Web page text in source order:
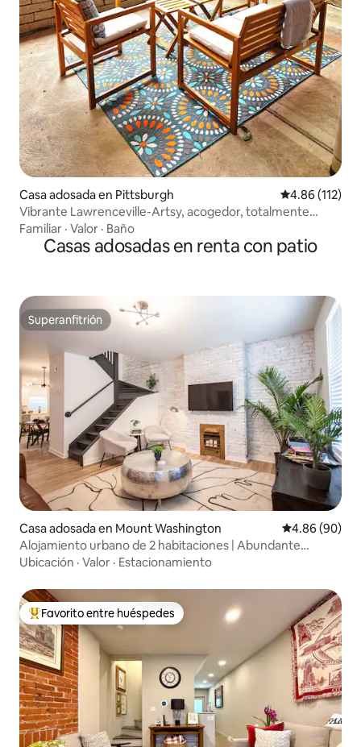
Casa adosada en Pittsburgh Calificación
4.86 (112)
Vibrante Lawrenceville-Artsy, acogedor, totalmente
equipado
Familiar · Valor · Baño
Casas adosadas en renta con patio
Superanfitrión
Superanfitrión
Casa adosada en Mount Washington Calificación
4.86 (90)
Alojamiento urbano de 2 habitaciones | Abundante
estacionamiento en la calle
Ubicación · Valor · Estacionamiento
De los mejores en Favorito entre huéspedes
Favorito entre huéspedes